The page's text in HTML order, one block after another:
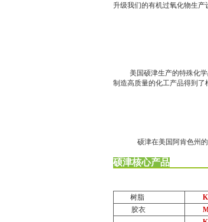
升级我们的有机过氧化物生产
美国硕津生产的特殊化
制造高质量的化工产品得到了
硕津在美国阿肯色州
硕津核心产品
树脂
胶衣